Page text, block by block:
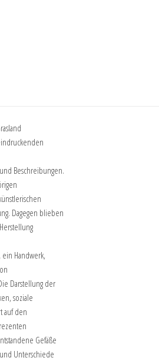
Beschreibungen.
Dagegen blieben
Handwerk,
Darstellung der
soziale
auf den
Gefäße
Unterschiede